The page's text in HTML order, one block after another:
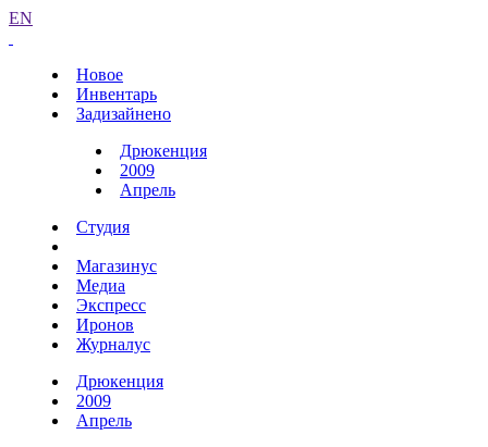
EN
Новое
Инвентарь
Задизайнено
Дрюкенция
2009
Апрель
Студия
Магазинус
Медиа
Экспресс
Иронов
Журналус
Дрюкенция
2009
Апрель